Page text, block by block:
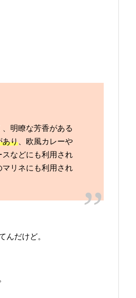
明瞭な芳香がある
あり 、欧風カレーや
などにも利用され
リネにも利用され
んだけど。